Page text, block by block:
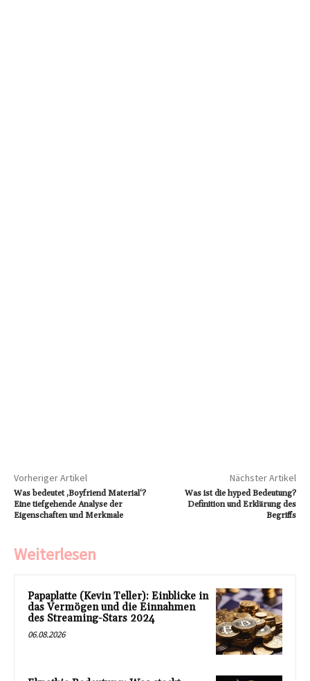
Vorheriger Artikel
Was bedeutet ‚Boyfriend Material‘?
Eine tiefgehende Analyse der
Eigenschaften und Merkmale
Nächster Artikel
Was ist die hyped Bedeutung?
Definition und Erklärung des
Begriffs
Weiterlesen
Papaplatte (Kevin Teller): Einblicke in
das Vermögen und die Einnahmen
des Streaming-Stars 2024
06.08.2026